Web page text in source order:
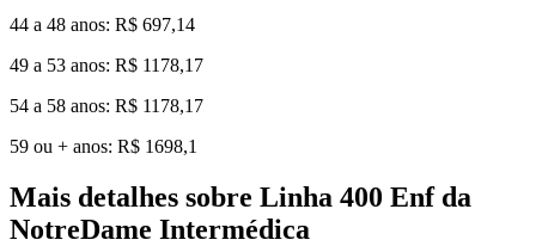
44 a 48 anos: R$ 697,14
49 a 53 anos: R$ 1178,17
54 a 58 anos: R$ 1178,17
59 ou + anos: R$ 1698,1
Mais detalhes sobre Linha 400 Enf da
NotreDame Intermédica